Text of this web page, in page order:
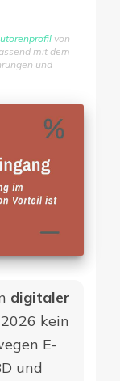
von
mit dem
und
digitaler
kein
E-
und